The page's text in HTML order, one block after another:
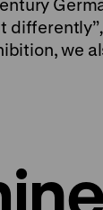
differently”,
we